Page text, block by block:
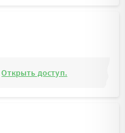
Открыть доступ.